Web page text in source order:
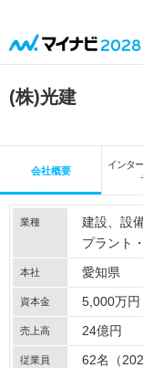
(株)光建
会社概要
インタ
業種 建設 設
プラント
本社 愛知県
資本金 5,000万円
売上高 24億円
従業員 62名（